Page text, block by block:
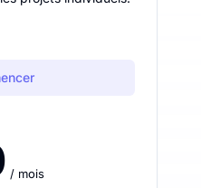
/ mois